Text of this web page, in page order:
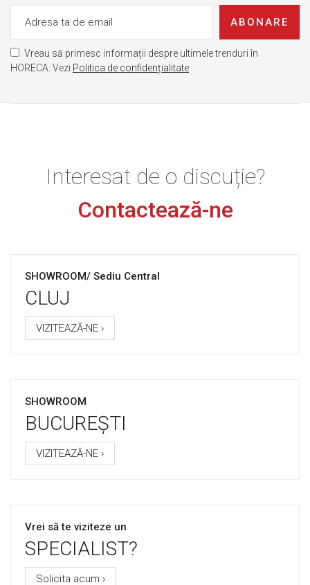
ABONARE
Vreau să primesc informații despre ultimele trenduri în
HORECA. Vezi Politica de confidențialitate
Interesat de o discuție?
Contactează-ne
SHOWROOM/ Sediu Central
CLUJ
VIZITEAZĂ-NE ›
SHOWROOM
BUCUREȘTI
VIZITEAZĂ-NE ›
Vrei să te viziteze un
SPECIALIST?
Solicita acum ›